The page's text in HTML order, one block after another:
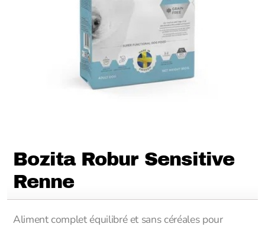
Bozita Robur Sensitive
Renne
Aliment complet équilibré et sans céréales pour